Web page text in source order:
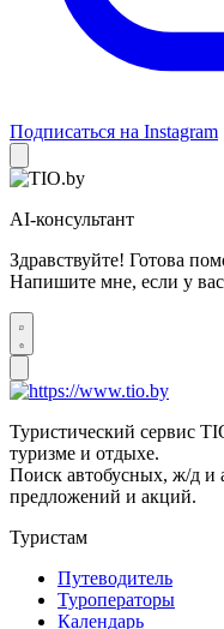
Подписаться на Instagram
AI-консультант
Здравствуйте! Готова
Напишите мне, если у
Туристический сервис
туризме и отдыхе.
Поиск автобусных, ж/д и
предложений и акций.
Туристам
Путеводитель
Туроператоры
Календарь